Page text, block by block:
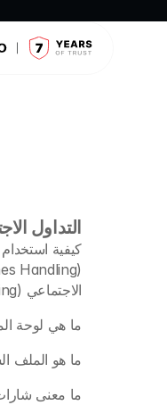
التداول
الاجتماعي (Social Trading)
ما هي لوحة
ما هو الملف